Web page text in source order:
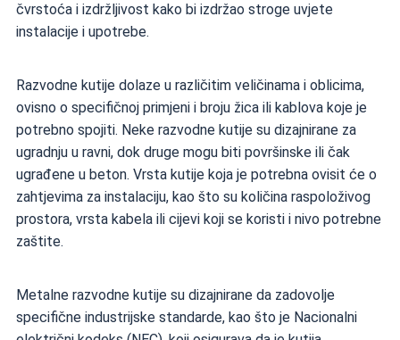
čvrstoća i izdržljivost kako bi izdržao stroge uvjete
instalacije i upotrebe.
Razvodne kutije dolaze u različitim veličinama i oblicima,
ovisno o specifičnoj primjeni i broju žica ili kablova koje je
potrebno spojiti. Neke razvodne kutije su dizajnirane za
ugradnju u ravni, dok druge mogu biti površinske ili čak
ugrađene u beton. Vrsta kutije koja je potrebna ovisit će o
zahtjevima za instalaciju, kao što su količina raspoloživog
prostora, vrsta kabela ili cijevi koji se koristi i nivo potrebne
zaštite.
Metalne razvodne kutije su dizajnirane da zadovolje
specifične industrijske standarde, kao što je Nacionalni